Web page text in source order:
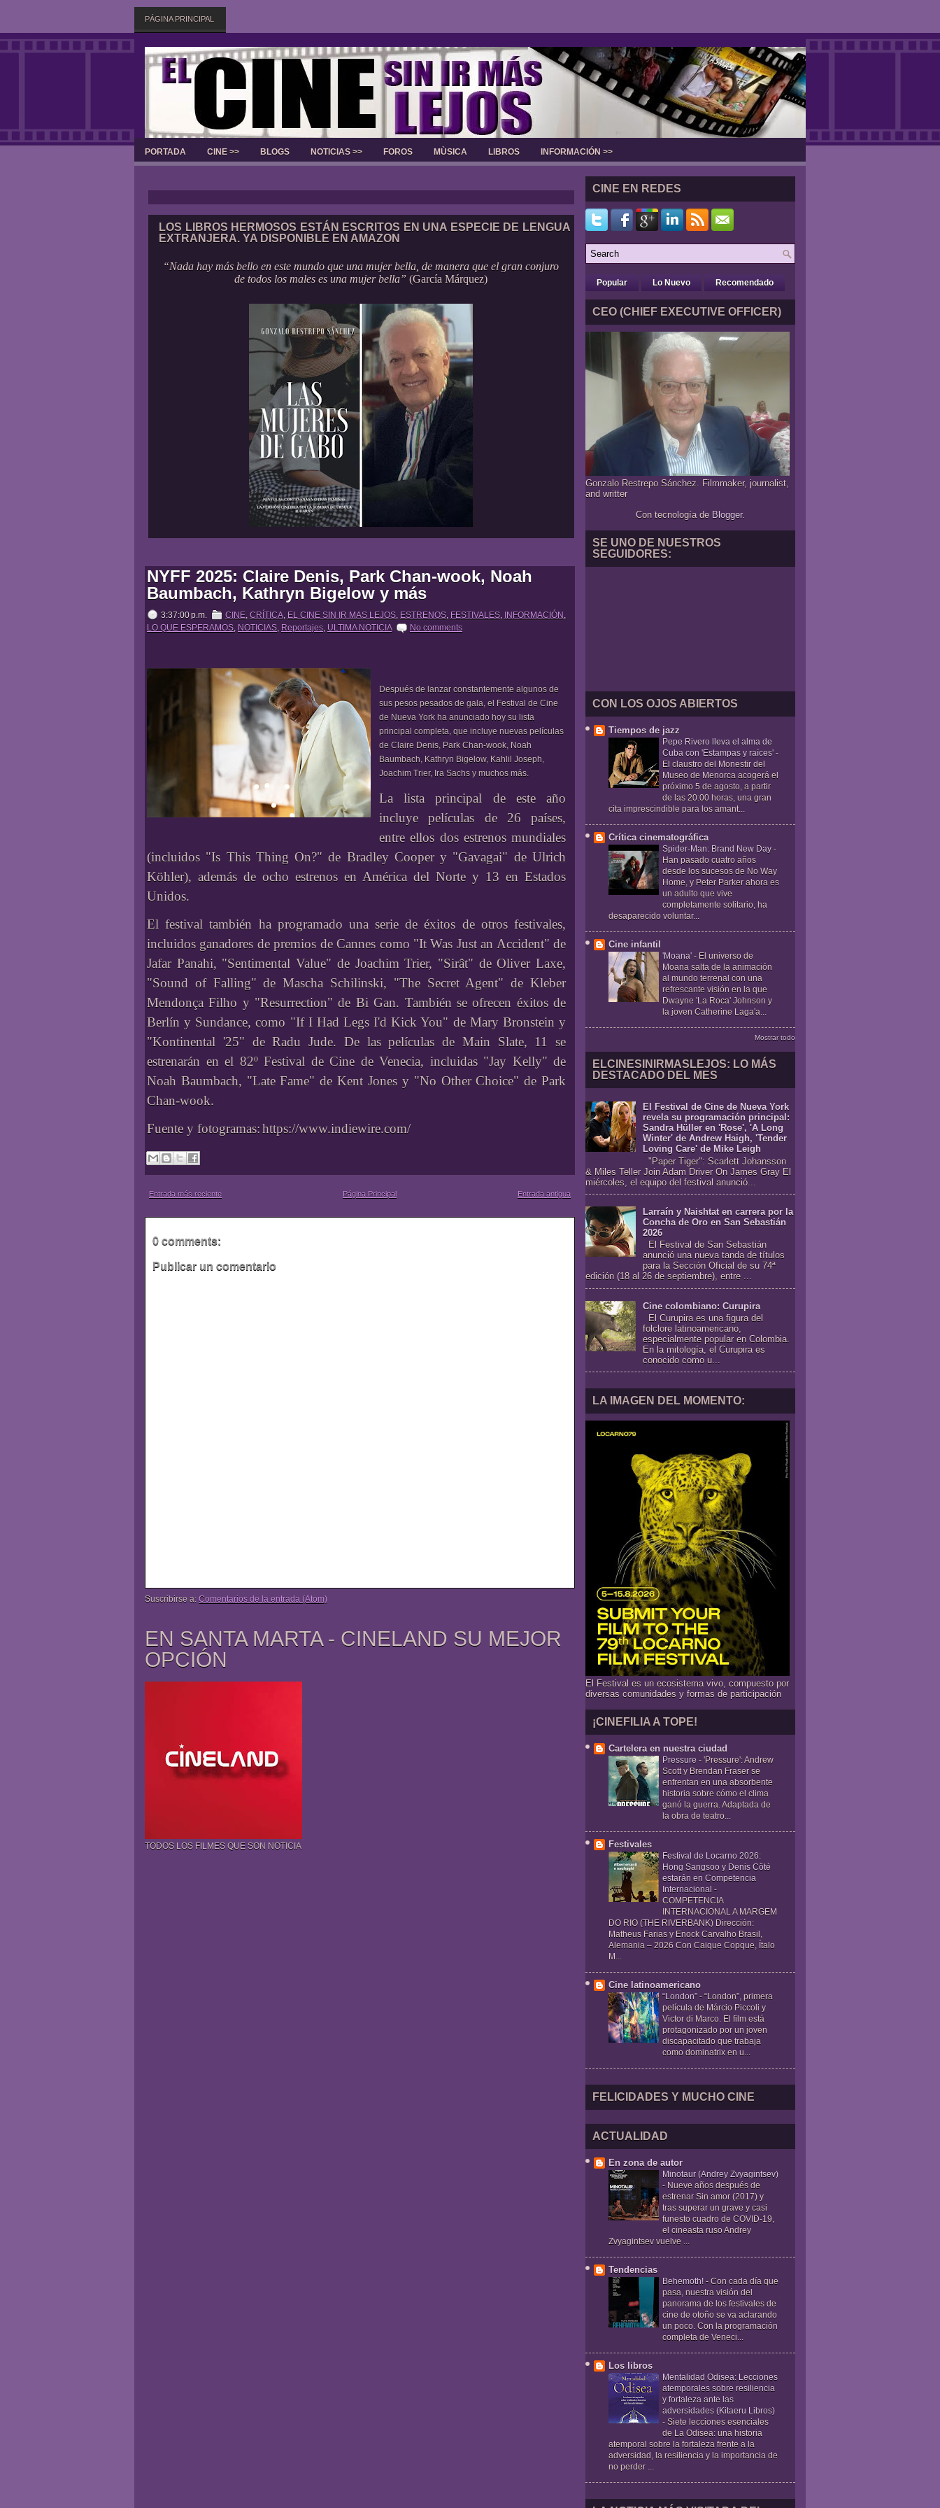
PÁGINA PRINCIPAL
PORTADA CINE >> BLOGS NOTICIAS >> FOROS MÙSICA LIBROS INFORMACIÓN >>
LOS LIBROS HERMOSOS ESTÁN ESCRITOS EN UNA ESPECIE DE LENGUA
EXTRANJERA. YA DISPONIBLE EN AMAZON
“Nada hay más bello en este mundo que una mujer bella, de manera que el gran conjuro
de todos los males es una mujer bella” (García Márquez)
NYFF 2025: Claire Denis, Park Chan-wook, Noah
Baumbach, Kathryn Bigelow y más
3:37:00 p.m. CINE, CRÍTICA, EL CINE SIN IR MAS LEJOS, ESTRENOS, FESTIVALES, INFORMACIÓN ,
LO QUE ESPERAMOS, NOTICIAS, Reportajes, ULTIMA NOTICIA No comments
Después de lanzar constantemente algunos de
sus pesos pesados de gala, el Festival de Cine
de Nueva York ha anunciado hoy su lista
principal completa, que incluye nuevas películas
de Claire Denis, Park Chan-wook, Noah
Baumbach, Kathryn Bigelow, Kahlil Joseph,
Joachim Trier, Ira Sachs y muchos más.
La lista principal de este año
incluye películas de 26 países,
entre ellos dos estrenos mundiales
(incluidos "Is This Thing On?" de Bradley Cooper y "Gavagai" de Ulrich
Köhler), además de ocho estrenos en América del Norte y 13 en Estados
Unidos.
El festival también ha programado una serie de éxitos de otros festivales,
incluidos ganadores de premios de Cannes como "It Was Just an Accident" de
Jafar Panahi, "Sentimental Value" de Joachim Trier, "Sirât" de Oliver Laxe,
"Sound of Falling" de Mascha Schilinski, "The Secret Agent" de Kleber
Mendonça Filho y "Resurrection" de Bi Gan. También se ofrecen éxitos de
Berlín y Sundance, como "If I Had Legs I'd Kick You" de Mary Bronstein y
"Kontinental '25" de Radu Jude. De las películas de Main Slate, 11 se
estrenarán en el 82º Festival de Cine de Venecia, incluidas "Jay Kelly" de
Noah Baumbach, "Late Fame" de Kent Jones y "No Other Choice" de Park
Chan-wook.
Fuente y fotogramas:https://www.indiewire.com/
Entrada más reciente Entrada antigua
Página Principal
0 comments:
Publicar un comentario
Suscribirse a: Comentarios de la entrada (Atom)
EN SANTA MARTA - CINELAND SU MEJOR
OPCIÓN
TODOS LOS FILMES QUE SON NOTICIA
CINE EN REDES
Popular Lo Nuevo Recomendado
CEO (CHIEF EXECUTIVE OFFICER)
Gonzalo Restrepo Sánchez. Filmmaker, journalist,
and writter
Con tecnología de Blogger.
SE UNO DE NUESTROS
SEGUIDORES:
CON LOS OJOS ABIERTOS
Tiempos de jazz
Pepe Rivero lleva el alma de
Cuba con 'Estampas y raíces' -
El claustro del Monestir del
Museo de Menorca acogerá el
próximo 5 de agosto, a partir
de las 20:00 horas, una gran
cita imprescindible para los amant...
Crítica cinematográfica
Spider-Man: Brand New Day -
Han pasado cuatro años
desde los sucesos de No Way
Home, y Peter Parker ahora es
un adulto que vive
completamente solitario, ha
desaparecido voluntar...
Cine infantil
'Moana' - El universo de
Moana salta de la animación
al mundo terrenal con una
refrescante visión en la que
Dwayne 'La Roca' Johnson y
la joven Catherine Laga'a...
Mostrar todo
ELCINESINIRMASLEJOS: LO MÁS
DESTACADO DEL MES
El Festival de Cine de Nueva York
revela su programación principal:
Sandra Hüller en 'Rose', 'A Long
Winter' de Andrew Haigh, 'Tender
Loving Care' de Mike Leigh
"Paper Tiger": Scarlett Johansson
& Miles Teller Join Adam Driver On James Gray El
miércoles, el equipo del festival anunció...
Larraín y Naishtat en carrera por la
Concha de Oro en San Sebastián
2026
El Festival de San Sebastián
anunció una nueva tanda de títulos
para la Sección Oficial de su 74ª
edición (18 al 26 de septiembre), entre ...
Cine colombiano: Curupira
El Curupira es una figura del
folclore latinoamericano,
especialmente popular en Colombia.
En la mitología, el Curupira es
conocido como u...
LA IMAGEN DEL MOMENTO:
El Festival es un ecosistema vivo, compuesto por
diversas comunidades y formas de participación
¡CINEFILIA A TOPE!
Cartelera en nuestra ciudad
Pressure - 'Pressure': Andrew
Scott y Brendan Fraser se
enfrentan en una absorbente
historia sobre cómo el clima
ganó la guerra. Adaptada de
la obra de teatro...
Festivales
Festival de Locarno 2026:
Hong Sangsoo y Denis Côté
estarán en Competencia
Internacional -
COMPETENCIA
INTERNACIONAL A MARGEM
DO RIO (THE RIVERBANK) Dirección:
Matheus Farias y Enock Carvalho Brasil,
Alemania – 2026 Con Caique Copque, Ítalo
M...
Cine latinoamericano
“London” - “London”, primera
película de Márcio Piccoli y
Victor di Marco. El film está
protagonizado por un joven
discapacitado que trabaja
como dominatrix en u...
FELICIDADES Y MUCHO CINE
ACTUALIDAD
En zona de autor
Minotaur (Andrey Zvyagintsev)
- Nueve años después de
estrenar Sin amor (2017) y
tras superar un grave y casi
funesto cuadro de COVID-19,
el cineasta ruso Andrey
Zvyagintsev vuelve ...
Tendencias
Behemoth! - Con cada día que
pasa, nuestra visión del
panorama de los festivales de
cine de otoño se va aclarando
un poco. Con la programación
completa de Veneci...
Los libros
Mentalidad Odisea: Lecciones
atemporales sobre resiliencia
y fortaleza ante las
adversidades (Kitaeru Libros)
- Siete lecciones esenciales
de La Odisea: una historia
atemporal sobre la fortaleza frente a la
adversidad, la resiliencia y la importancia de
no perder ...